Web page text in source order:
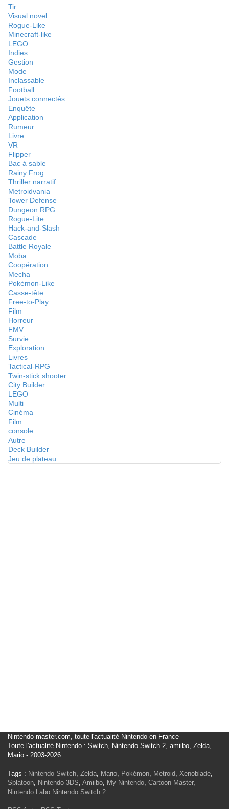
Tir
Visual novel
Rogue-Like
Minecraft-like
LEGO
Indies
Gestion
Mode
Inclassable
Football
Jouets connectés
Enquête
Application
Rumeur
Livre
VR
Flipper
Bac à sable
Rainy Frog
Thriller narratif
Metroidvania
Tower Defense
Dungeon RPG
Rogue-Lite
Hack-and-Slash
Cascade
Battle Royale
Moba
Coopération
Mecha
Pokémon-Like
Casse-tête
Free-to-Play
Film
Horreur
FMV
Survie
Exploration
Livres
Tactical-RPG
Twin-stick shooter
City Builder
LEGO
Multi
Cinéma
Film
console
Autre
Deck Builder
Jeu de plateau
Nintendo-master.com, toute l'actualité Nintendo en France
Toute l'actualité Nintendo : Switch, Nintendo Switch 2, amiibo, Zelda,
Mario - 2003-2026
Tags : Nintendo Switch, Zelda, Mario, Pokémon, Metroid, Xenoblade,
Splatoon, Nintendo 3DS, Amiibo, My Nintendo, Cartoon Master,
Nintendo Labo Nintendo Switch 2